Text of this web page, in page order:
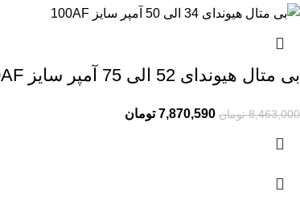
بی متال هیوندای 52 الی 75 آمپر سایز 100AF
8,463,000 تومان 7,870,590 تومان